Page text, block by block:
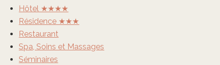
Hôtel ★★★★
Résidence ★★★
Restaurant
Spa, Soins et Massages
Séminaires